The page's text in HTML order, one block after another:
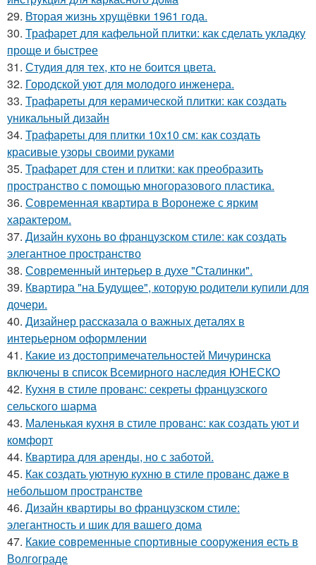
29. Вторая жизнь хрущёвки 1961 года.
30. Трафарет для кафельной плитки: как сделать укладку
проще и быстрее
31. Студия для тех, кто не боится цвета.
32. Городской уют для молодого инженера.
33. Трафареты для керамической плитки: как создать
уникальный дизайн
34. Трафареты для плитки 10х10 см: как создать
красивые узоры своими руками
35. Трафарет для стен и плитки: как преобразить
пространство с помощью многоразового пластика.
36. Современная квартира в Воронеже с ярким
характером.
37. Дизайн кухонь во французском стиле: как создать
элегантное пространство
38. Современный интерьер в духе "Сталинки".
39. Квартира "на Будущее", которую родители купили для
дочери.
40. Дизайнер рассказала о важных деталях в
интерьерном оформлении
41. Какие из достопримечательностей Мичуринска
включены в список Всемирного наследия ЮНЕСКО
42. Кухня в стиле прованс: секреты французского
сельского шарма
43. Маленькая кухня в стиле прованс: как создать уют и
комфорт
44. Квартира для аренды, но с заботой.
45. Как создать уютную кухню в стиле прованс даже в
небольшом пространстве
46. Дизайн квартиры во французском стиле:
элегантность и шик для вашего дома
47. Какие современные спортивные сооружения есть в
Волгограде